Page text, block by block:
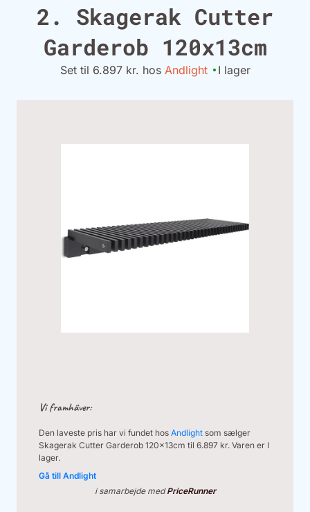
2. Skagerak Cutter
Garderob 120x13cm
Set til 6.897 kr. hos Andlight I lager
Vi framhäver:
Den laveste pris har vi fundet hos Andlight som sælger
Skagerak Cutter Garderob 120x13cm til 6.897 kr. Varen er I
lager.
Gå till Andlight
i samarbejde medPriceRunner